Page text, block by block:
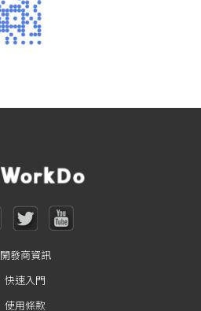
開發商資訊
快速入門
使用條款